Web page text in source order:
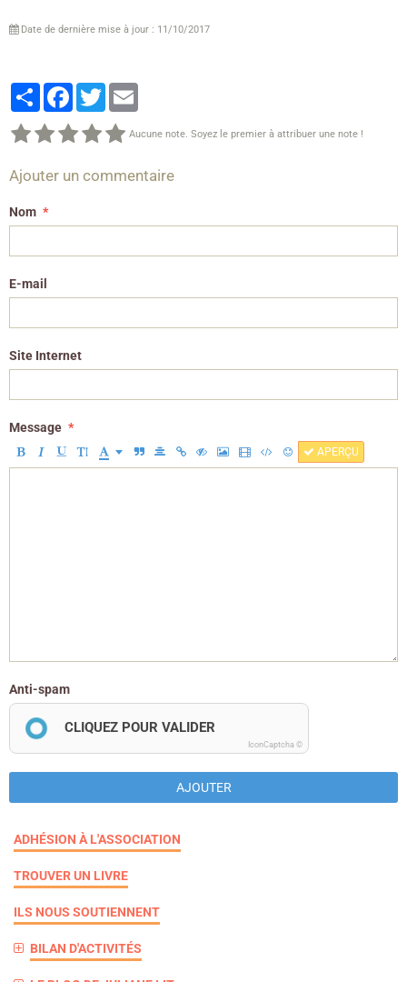
Date de dernière mise à jour : 11/10/2017
PartagerFacebook
Twitter
Aucune note. Soyez le premier à attribuer une note !
Ajouter un commentaire
Nom
E-mail
Site Internet
Message
APERÇU
Anti-spam
CLIQUEZ POUR VALIDER
IconCaptcha ©
AJOUTER
ADHÉSION À L'ASSOCIATION
TROUVER UN LIVRE
ILS NOUS SOUTIENNENT
BILAN D'ACTIVITÉS